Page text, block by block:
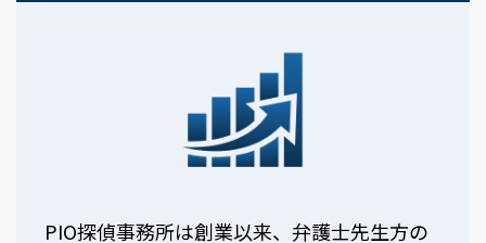
PIO探偵事務所は創業以来、弁護士先生方の